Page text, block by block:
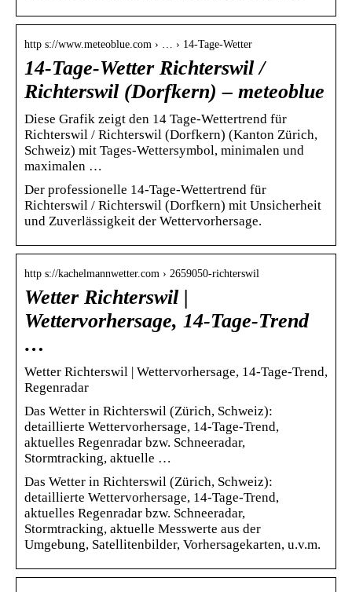
http s://www.meteoblue.com › … › 14-Tage-Wetter
14-Tage-Wetter Richterswil /
Richterswil (Dorfkern) – meteoblue
Diese Grafik zeigt den 14 Tage-Wettertrend für
Richterswil / Richterswil (Dorfkern) (Kanton Zürich,
Schweiz) mit Tages-Wettersymbol, minimalen und
maximalen …
Der professionelle 14-Tage-Wettertrend für
Richterswil / Richterswil (Dorfkern) mit Unsicherheit
und Zuverlässigkeit der Wettervorhersage.
http s://kachelmannwetter.com › 2659050-richterswil
Wetter Richterswil |
Wettervorhersage, 14-Tage-Trend
…
Wetter Richterswil | Wettervorhersage, 14-Tage-Trend,
Regenradar
Das Wetter in Richterswil (Zürich, Schweiz):
detaillierte Wettervorhersage, 14-Tage-Trend,
aktuelles Regenradar bzw. Schneeradar,
Stormtracking, aktuelle …
Das Wetter in Richterswil (Zürich, Schweiz):
detaillierte Wettervorhersage, 14-Tage-Trend,
aktuelles Regenradar bzw. Schneeradar,
Stormtracking, aktuelle Messwerte aus der
Umgebung, Satellitenbilder, Vorhersagekarten, u.v.m.